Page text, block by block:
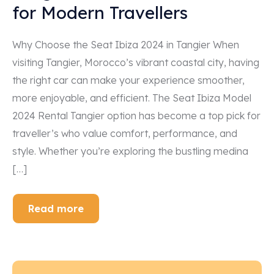
for Modern Travellers
Why Choose the Seat Ibiza 2024 in Tangier When
visiting Tangier, Morocco’s vibrant coastal city, having
the right car can make your experience smoother,
more enjoyable, and efficient. The Seat Ibiza Model
2024 Rental Tangier option has become a top pick for
traveller’s who value comfort, performance, and
style. Whether you’re exploring the bustling medina
[…]
Read more